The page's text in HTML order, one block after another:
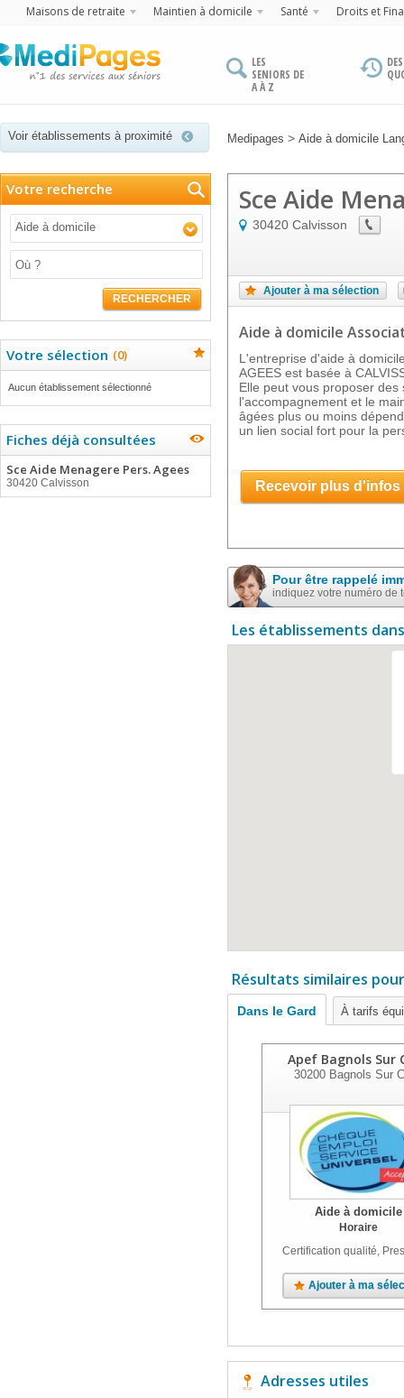
Maisons de retraite Maintien à domicile Santé Droits et
LES
SENIORS DE
A À Z
Voir établissements à proximité Medipages > Aide à domicile
Votre recherche
Aide à domicile
RECHERCHER
Votre sélection (0)
Aucun établissement sélectionné
Fiches déjà consultées
Sce Aide Menagere Pers. Agees
30420 Calvisson
Sce Aide
30420 Calvisson
Ajouter à ma sélection
Aide à domicile
L'entreprise d'aide à
AGEES est basée à
Elle peut vous proposer des
l'accompagnement et le
âgées plus ou moins
un lien social fort pour la
Recevoir plus d'infos
Pour être rappelé
indiquez votre numéro de
Les établissements
Résultats similaires
Dans le Gard À tarifs
Apef Bagnols Sur
30200Bagnols Sur
Aide à domicile
Horaire
Certification qualité,
Ajouter à ma
Adresses utiles